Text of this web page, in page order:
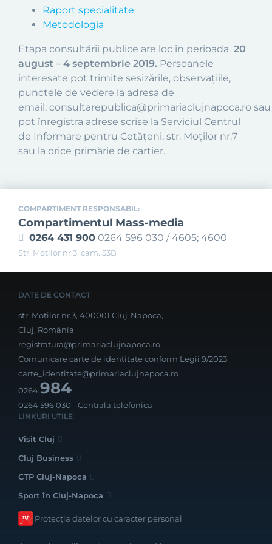
Raport specialitate
Metodologia
Etapa consultării publice are loc în perioada 20
august – 4 septembrie 2019. Persoanele
interesate pot trimite sesizările, observațiile,
punctele de vedere la adresa de
email: consultarepublica@primariaclujnapoca.ro sau
pot înregistra adrese scrise la Serviciul Centrul
de Informare pentru Cetățeni, str. Moților nr.7
sau la orice primărie de cartier.
COMPARTIMENT RESPONSABIL:
Compartimentul Mass-media
0264 431 900 0264 596 030 / 4605; 4600
Str. Moţilor nr.3, cam. 53B
DATE DE CONTACT
str. Moților nr.3, 400001 Cluj-Napoca,
Cluj, România
registratura@primariaclujnapoca.ro
Comunicare carte de identitate conform Legii 9/2023:
carte_identitate@primariaclujnapoca.ro
0264984
0264 596 030 - Centrala telefonica
LINKURI UTILE
Visit Cluj
Cluj Business
CTP Cluj-Napoca
Sport în Cluj-Napoca
Protecția datelor cu caracter personal